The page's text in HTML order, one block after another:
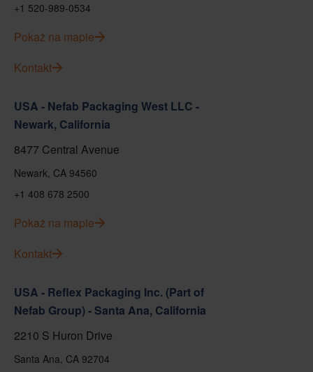
+1 520-989-0534
Pokaż na mapie
Kontakt
USA - Nefab Packaging West LLC -
Newark, California
8477 Central Avenue
Newark, CA 94560
+1 408 678 2500
Pokaż na mapie
Kontakt
USA - Reflex Packaging Inc. (Part of
Nefab Group) - Santa Ana, California
2210 S Huron Drive
Santa Ana, CA 92704